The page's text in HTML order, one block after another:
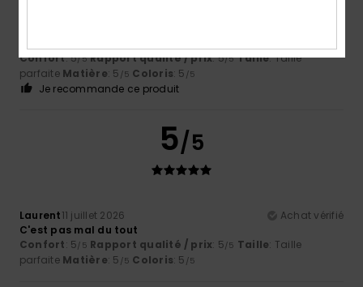
Confort: 5/5 Rapport qualité / prix: 5/5 Taille: Taille
parfaite Matière: 5 /5 Coloris: 5 /5
Je recommande ce produit
5/5
Laurent11 juillet 2026
Achat vérifié
C'est pas mal du tout
Confort: 5/5 Rapport qualité / prix: 5/5 Taille: Taille
parfaite Matière: 5 /5 Coloris: 5 /5